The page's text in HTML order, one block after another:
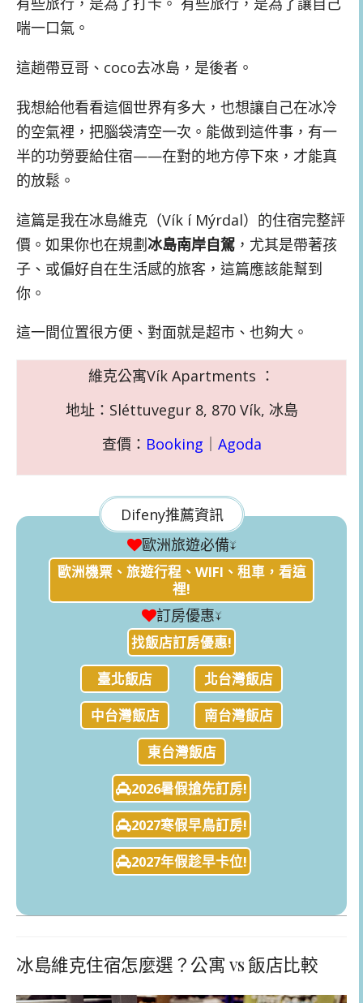
喘一口氣。
這趟帶豆哥、coco去冰島，是後者。
我想給他看看這個世界有多大，也想讓自己在冰冷
的空氣裡，把腦袋清空一次。能做到這件事，有一
半的功勞要給住宿——在對的地方停下來，才能真
的放鬆。
這篇是我在冰島維克（Vík í Mýrdal）的住宿完整評
價。如果你也在規劃冰島南岸自駕 ，尤其是帶著孩
子、或偏好自在生活感的旅客，這篇應該能幫到
你。
這一間位置很方便、對面就是超市、也夠大。
維克公寓Vík Apartments ：
地址：Sléttuvegur 8, 870 Vík, 冰島
查價： Booking Agoda
Difeny推薦資訊
歐洲旅遊必備↓
歐洲機票、旅遊行程、WIFI、租車，看這
裡!
訂房優惠↓
找飯店訂房優惠!
臺北飯店
北台灣飯店
中台灣飯店
南台灣飯店
東台灣飯店
2026暑假搶先訂房!
2027寒假早鳥訂房!
2027年假趁早卡位!
冰島維克住宿怎麼選？公寓 vs 飯店比較